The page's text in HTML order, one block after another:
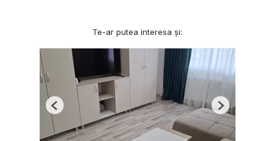
Te-ar putea interesa și:
Previous Next